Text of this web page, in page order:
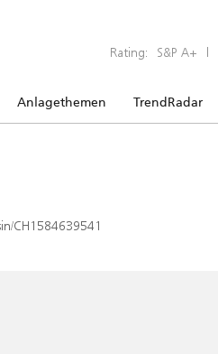
Rating: S&P A+ |
Anlagethemen TrendRadar
CH1584639541